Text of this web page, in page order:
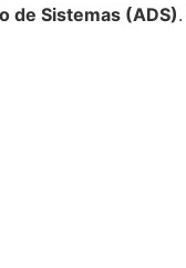
de Sistemas (ADS)